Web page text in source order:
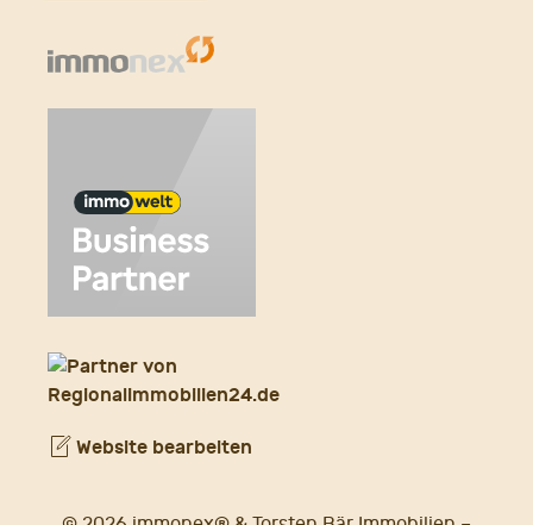
Website bearbeiten